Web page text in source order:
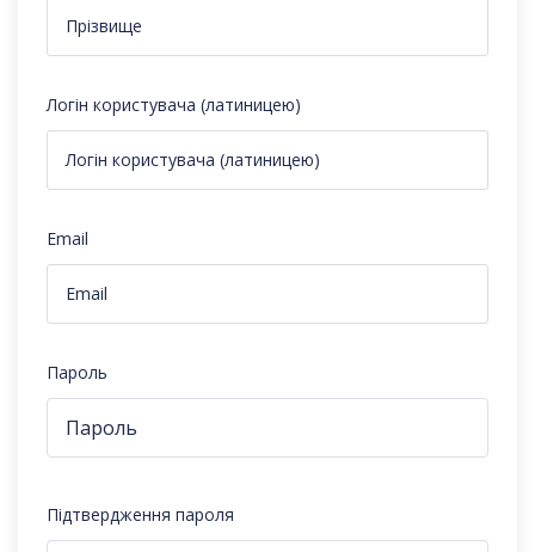
Логін користувача (латиницею)
Email
Пароль
Підтвердження пароля